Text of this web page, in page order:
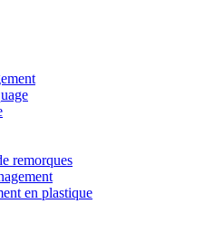
remorques
en plastique